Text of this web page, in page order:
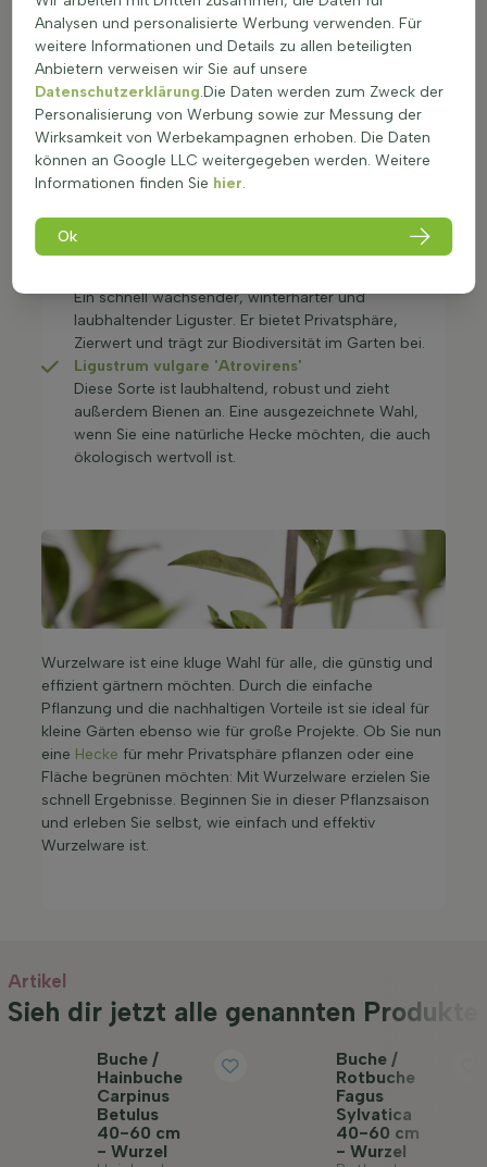
möchten.
Ligustrum ovalifolium
Diese Liguster ist immergrün, wächst zügig und ist
leicht zu schneiden. Sie kombiniert Privatsphäre mit
Zierwert und bleibt das ganze Jahr attraktiv.
Rote Buchenhecke(Fagus sylvatica
'Atropunicea')
Die rote Buchenhecke fällt durch ihr schönes,
Garten bringt.
Ein schnell wachsender, winterharter und
laubhaltender Liguster. Er bietet Privatsphäre,
Zierwert und trägt zur Biodiversität im Garten bei.
Ligustrum vulgare 'Atrovirens'
Diese Sorte ist laubhaltend, robust und zieht
außerdem Bienen an. Eine ausgezeichnete Wahl,
wenn Sie eine natürliche Hecke möchten, die auch
ökologisch wertvoll ist.
Wurzelware ist eine kluge Wahl für alle, die günstig und
effizient gärtnern möchten. Durch die einfache
Pflanzung und die nachhaltigen Vorteile ist sie ideal für
kleine Gärten ebenso wie für große Projekte. Ob Sie nun
eine Hecke für mehr Privatsphäre pflanzen oder eine
Fläche begrünen möchten: Mit Wurzelware erzielen Sie
schnell Ergebnisse. Beginnen Sie in dieser Pflanzsaison
und erleben Sie selbst, wie einfach und effektiv
Wurzelware ist.
Artikel
Sieh dir jetzt alle genannten Produkte
Buche /
Hainbuche
Carpinus
Betulus
40-60 cm
- Wurzel
Buche /
Rotbuche
Fagus
Sylvatica
40-60 cm
- Wurzel
Analysen und personalisierte Werbung verwenden. Für
weitere Informationen und Details zu allen beteiligten
Anbietern verweisen wir Sie auf unsere
Datenschutzerklärung.Die Daten werden zum Zweck der
Personalisierung von Werbung sowie zur Messung der
Wirksamkeit von Werbekampagnen erhoben. Die Daten
können an Google LLC weitergegeben werden. Weitere
Informationen finden Sie hier.
Ok